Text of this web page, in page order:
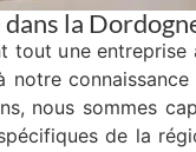
la
tout une entreprise
notre
nous sommes
de la